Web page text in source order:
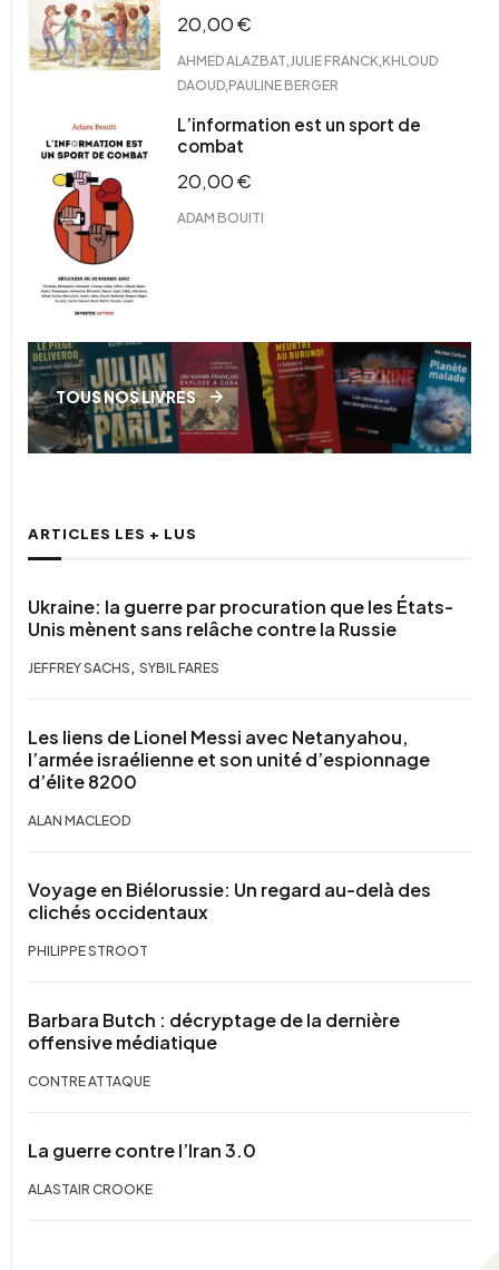
20,00€
AHMED ALAZBAT JULIE FRANCK KHLOUD
DAOUD PAULINE BERGER
L’information est un sport de
combat
20,00€
ADAM BOUITI
TOUS NOS LIVRES
ARTICLES LES + LUS
Ukraine: la guerre par procuration que les États-
Unis mènent sans relâche contre la Russie
JEFFREY SACHS , SYBIL FARES
Les liens de Lionel Messi avec Netanyahou,
l’armée israélienne et son unité d’espionnage
d’élite 8200
ALAN MACLEOD
Voyage en Biélorussie: Un regard au-delà des
clichés occidentaux
PHILIPPE STROOT
Barbara Butch : décryptage de la dernière
offensive médiatique
CONTRE ATTAQUE
La guerre contre l’Iran 3.0
ALASTAIR CROOKE